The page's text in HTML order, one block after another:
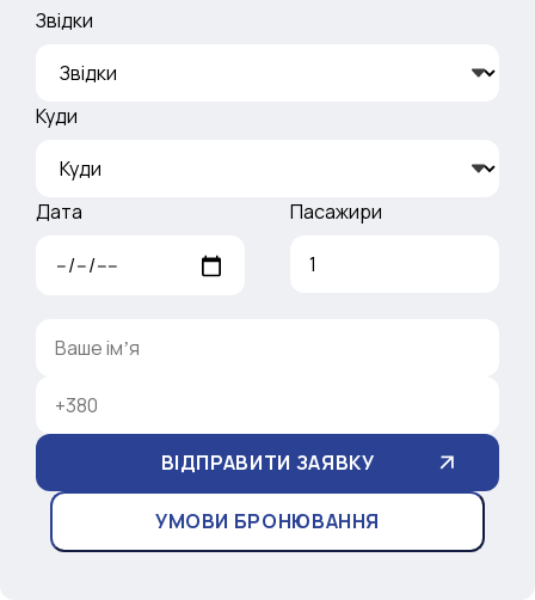
Звідки
Куди
Дата Пасажири
УМОВИ БРОНЮВАННЯ